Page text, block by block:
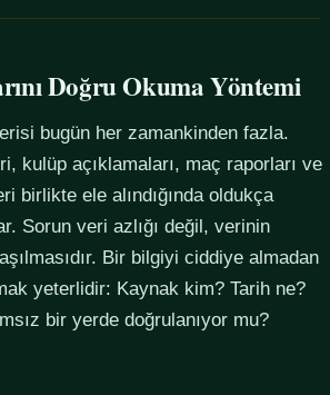
Doğru Okuma Yöntemi
bugün her zamankinden fazla.
kulüp açıklamaları, maç raporları ve
birlikte ele alındığında oldukça
Sorun veri azlığı değil, verinin
Bir bilgiyi ciddiye almadan
yeterlidir: Kaynak kim? Tarih ne?
bir yerde doğrulanıyor mu?